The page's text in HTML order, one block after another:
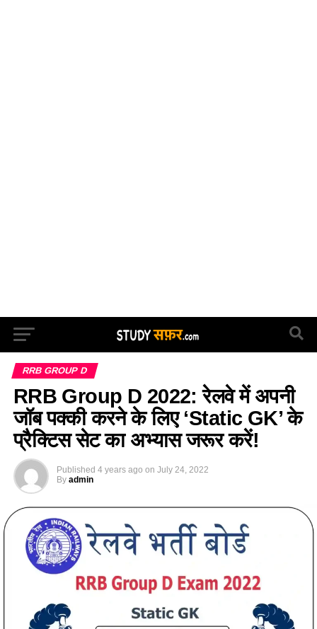
RRB GROUP D
RRB Group D 2022: रेलवे में अपनी
जॉब पक्की करने के लिए ‘Static GK’ के
प्रैक्टिस सेट का अभ्यास जरूर करें!
Published 4 years ago on July 24, 2022
By admin